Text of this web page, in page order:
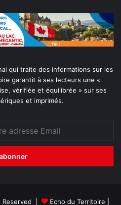
qui traite des informations sur les
garantit à ses lecteurs une «
vérifiée et équilibrée » sur ses
et imprimés.
Reserved | Echo du Territoire